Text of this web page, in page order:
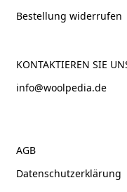
Bestellung widerrufen
KONTAKTIEREN SIE
info@woolpedia.de
AGB
Datenschutzerklärung